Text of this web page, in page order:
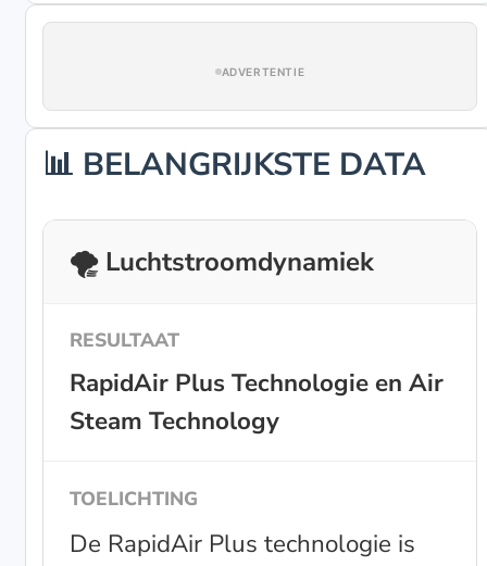
ADVERTENTIE
📊 BELANGRIJKSTE DATA
🌪️ Luchtstroomdynamiek
RapidAir Plus Technologie en Air
Steam Technology
De RapidAir Plus technologie is